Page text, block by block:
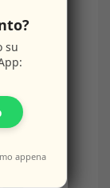
su
appena